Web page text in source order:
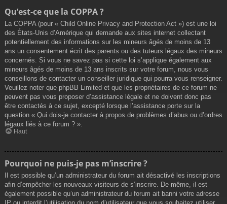
Qu’est-ce que la COPPA ?
La COPPA (pour « Child Online Privacy and Protection Act ») est une loi
des États-Unis d’Amérique qui demande aux sites internet collectant
potentiellement des informations sur les mineurs âgés de moins de 13
ans un consentement écrit des parents ou des tuteurs légaux des mineurs
concernés. Si vous ne savez pas si cette loi s’applique également aux
mineurs âgés de moins de 13 ans inscrits sur votre forum, nous vous
conseillons de contacter un conseiller juridique qui pourra vous renseigner.
Veuillez noter que phpBB Limited et que les propriétaires de ce forum ne
peuvent pas vous proposer d’assistance légale et ne doivent donc pas
être contactés à ce sujet, excepté lorsque l’assistance porte sur la
question « Qui dois-je contacter à propos de problèmes d’abus ou d’ordres
légaux liés à ce forum ? ».
Haut
Pourquoi ne puis-je pas m’inscrire ?
Il est possible qu’un administrateur du forum ait désactivé les inscriptions
afin d’empêcher les nouveaux visiteurs de s’inscrire. De même, il est
également possible qu’un administrateur du forum ait banni votre adresse